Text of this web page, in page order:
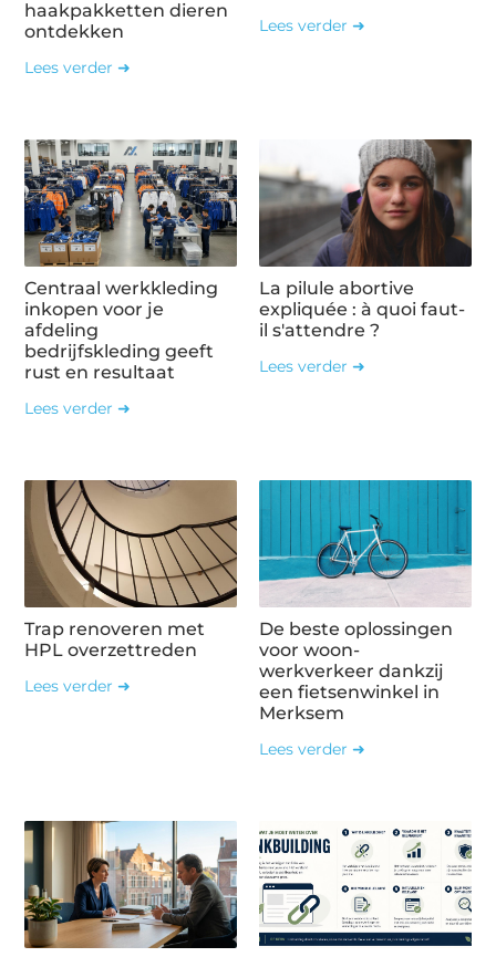
haakpakketten dieren
ontdekken
Lees verder ➜
Lees verder ➜
Centraal werkkleding
inkopen voor je
afdeling
bedrijfskleding geeft
rust en resultaat
Lees verder ➜
La pilule abortive
expliquée : à quoi faut-
il s'attendre ?
Lees verder ➜
Trap renoveren met
HPL overzettreden
Lees verder ➜
De beste oplossingen
voor woon-
werkverkeer dankzij
een fietsenwinkel in
Merksem
Lees verder ➜